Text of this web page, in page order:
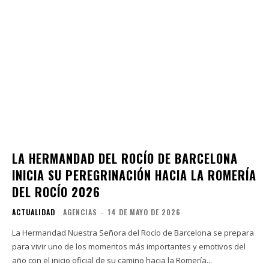
LA HERMANDAD DEL ROCÍO DE BARCELONA
INICIA SU PEREGRINACIÓN HACIA LA ROMERÍA
DEL ROCÍO 2026
ACTUALIDAD AGENCIAS - 14 DE MAYO DE 2026
La Hermandad Nuestra Señora del Rocío de Barcelona se prepara
para vivir uno de los momentos más importantes y emotivos del
año con el inicio oficial de su camino hacia la Romería...